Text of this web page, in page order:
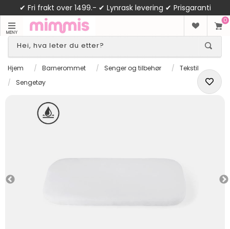
✔ Fri frakt over 1499.- ✔ Lynrask levering ✔ Prisgaranti
MENY
0
Hjem / Barnerommet / Senger og tilbehør /
Tekstil
/
Sengetøy